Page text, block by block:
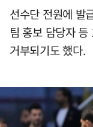
선수단 전원에 발
팀 홍보 담당자
거부되기도 했다.